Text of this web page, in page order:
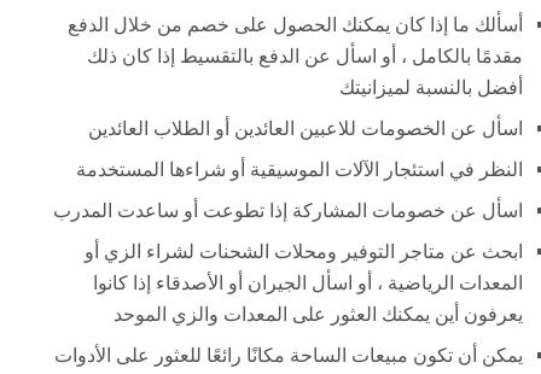
أسألك ما إذا كان يمكنك الحصول على خصم من خلال الدفع
مقدمًا بالكامل ، أو اسأل عن الدفع بالتقسيط إذا كان ذلك
أفضل بالنسبة لميزانيتك
اسأل عن الخصومات للاعبين العائدين أو الطلاب العائدين
النظر في استئجار الآلات الموسيقية أو شراءها المستخدمة
اسأل عن خصومات المشاركة إذا تطوعت أو ساعدت المدرب
ابحث عن متاجر التوفير ومحلات الشحنات لشراء الزي أو
المعدات الرياضية ، أو اسأل الجيران أو الأصدقاء إذا كانوا
يعرفون أين يمكنك العثور على المعدات والزي الموحد
يمكن أن تكون مبيعات الساحة مكانًا رائعًا للعثور على الأدوات